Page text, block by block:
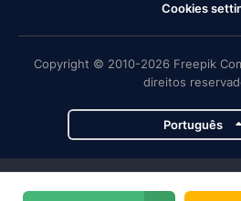
Cookies
Copyright © 2010-2026 Freepik
direitos
Português